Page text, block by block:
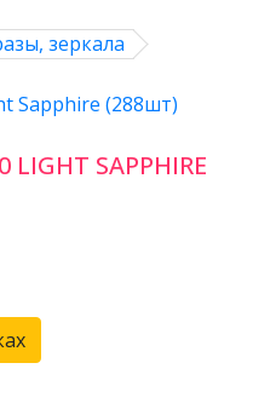
зеркала
LIGHT SAPPHIRE